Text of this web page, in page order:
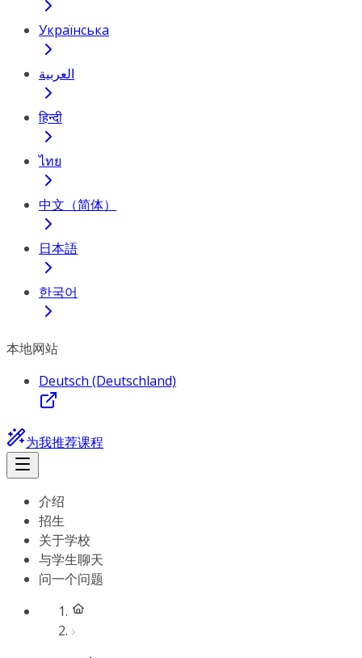
Українська
العربية
हिन्दी
ไทย
中文（简体）
日本語
한국어
本地网站
Deutsch (Deutschland)
为我推荐课程
介绍
招生
关于学校
与学生聊天
问一个问题